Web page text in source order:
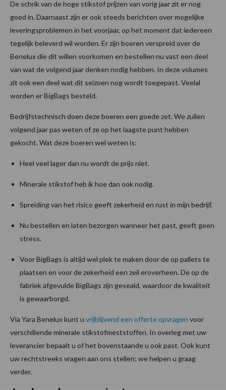
De schrik van de hoge stikstof prijzen van vorig jaar zit er nog
goed in. Daarnaast zijn er ook steeds berichten over mogelijke
leveringsproblemen in het voorjaar, op het moment dat iedereen
tegelijk beleverd wil worden. Er zijn boeren verspreid over de
Benelux die dit willen voorkomen en bestellen nu vast een deel
van wat de volgend jaar denken nodig hebben. In deze volumes
zit ook een deel wat dit seizoen nog wordt toegepast. Veelal
worden er BigBags besteld.
Bedrijfstechnisch doen deze boeren een goede zet. We zullen
volgend jaar pas weten of ze op het laagste punt hebben
gekocht. Wat deze boeren wel weten is:
Heel veel lager dan nu wordt de prijs niet.
Minerale stikstof heb ik hoe dan ook nodig.
Spreiding van het risico geeft zekerheid en rust in mijn bedrijf.
Nu bestellen en laten bezorgen wanneer het past, geeft geen
stress.
Voor BigBags is altijd wel plek te maken door de op pallets te
plaatsen en voor de zekerheid een zeil eroverheen. De op de
fabriek afgevulde BigBags zijn geseald, waardoor de kwaliteit
is gewaarborgd.
Via Yara Benelux kunt u vrijblijvend een offerte opvragen voor
verschillende minerale stikstofmeststoffen. In overleg met uw
leverancier bepaalt u of het bovenstaande u ook past. Ook kunt
uw rechtstreeks vragen aan ons stellen; we helpen u graag
verder.